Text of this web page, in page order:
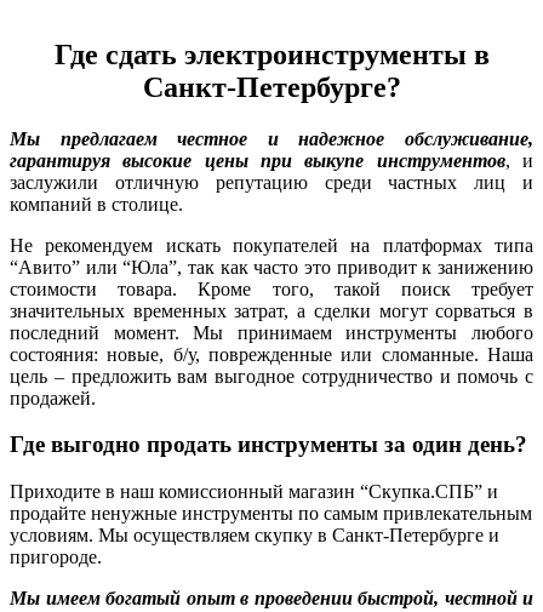
Где сдать электроинструменты в
Санкт-Петербурге?
Мы предлагаем честное и надежное обслуживание,
гарантируя высокие цены при выкупе инструментов, и
заслужили отличную репутацию среди частных лиц и
компаний в столице.
Не рекомендуем искать покупателей на платформах типа
“Авито” или “Юла”, так как часто это приводит к занижению
стоимости товара. Кроме того, такой поиск требует
значительных временных затрат, а сделки могут сорваться в
последний момент. Мы принимаем инструменты любого
состояния: новые, б/у, поврежденные или сломанные. Наша
цель – предложить вам выгодное сотрудничество и помочь с
продажей.
Где выгодно продать инструменты за один день?
Приходите в наш комиссионный магазин “Скупка.СПБ” и
продайте ненужные инструменты по самым привлекательным
условиям. Мы осуществляем скупку в Санкт-Петербурге и
пригороде.
Мы имеем богатый опыт в проведении быстрой, честной и